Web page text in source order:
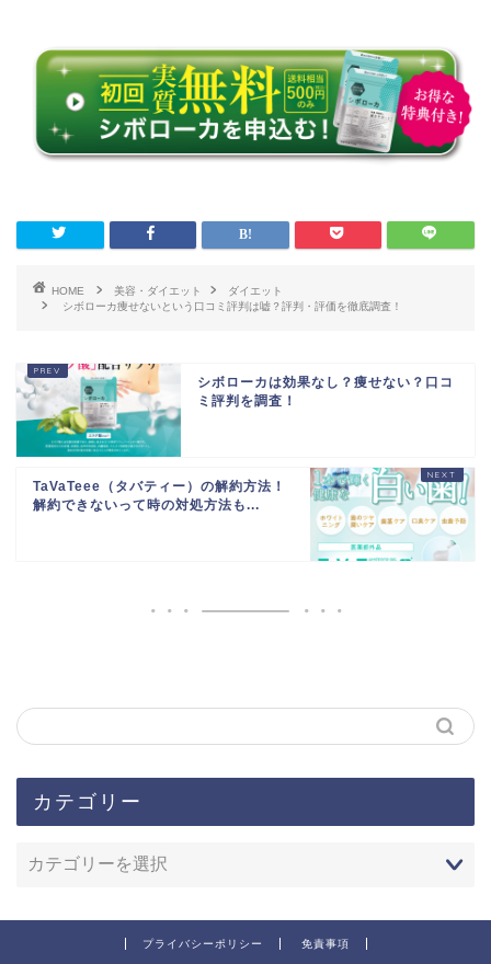
HOME 美容・ダイエット
ダイエット
シボローカ痩せないという口コミ評判は嘘？評判・評価を徹底調査！
シボローカは効果なし？痩せない？口コ
ミ評判を調査！
TaVaTeee（タバティー）の解約方法！
解約できないって時の対処方法も...
カテゴリー
プライバシーポリシー 免責事項